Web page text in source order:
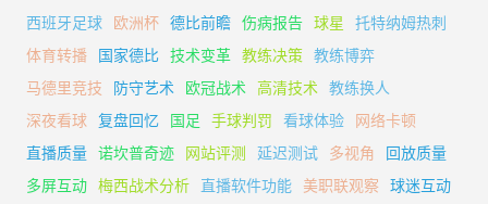
西班牙足球
欧洲杯 德比前瞻 伤病报告 球星
托特纳姆热刺
体育转播
国家德比 技术变革 教练决策
教练博弈
马德里竞技
防守艺术 欧冠战术 高清技术
教练换人
深夜看球
复盘回忆 国足 手球判罚 看球体验
网络卡顿
直播质量
诺坎普奇迹 网站评测 延迟测试 多视角
回放质量
多屏互动
梅西战术分析 直播软件功能 美职联观察
球迷互动